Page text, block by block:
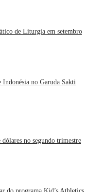
de Liturgia em setembro
no Garuda Sakti
no segundo trimestre